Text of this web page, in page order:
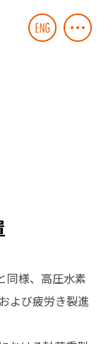
同様、高圧水素
よび疲労き裂進